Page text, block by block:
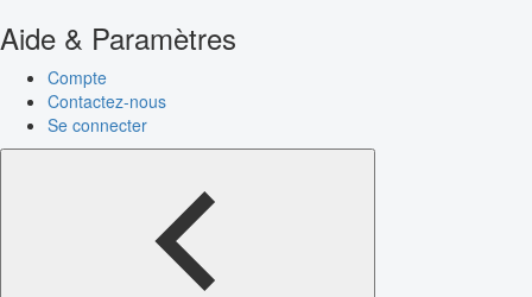
Aide & Paramètres
Compte
Contactez-nous
Se connecter